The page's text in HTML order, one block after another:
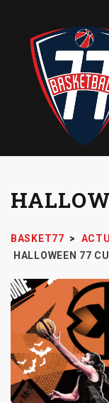
BASKET77 >
HALLOWEEN 77